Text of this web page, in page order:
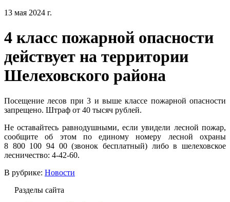
13 мая 2024 г.
4 класс пожарной опасности
действует на территории
Шелеховского района
Посещение лесов при 3 и выше классе пожарной опасности
запрещено. Штраф от 40 тысяч рублей.
Не оставайтесь равнодушными, если увидели лесной пожар,
сообщите об этом по единому номеру лесной охраны
8 800 100 94 00 (звонок бесплатный) либо в шелеховское
лесничество: 4-42-60.
В рубрике: Новости
Разделы сайта